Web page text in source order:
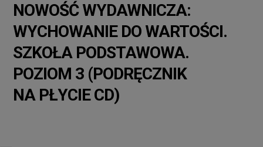
NOWOŚĆ WYDAWNICZA:
WYCHOWANIE DO WARTOŚCI.
SZKOŁA PODSTAWOWA.
POZIOM 3 (PODRĘCZNIK
NA PŁYCIE CD)